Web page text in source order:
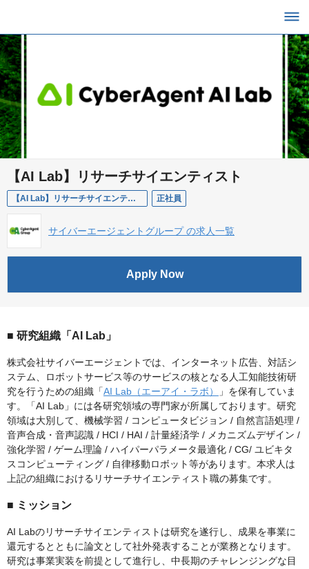
【AI Lab】リサーチサイエンティスト
【AI Lab】リサーチサイエンティスト 正社員
サイバーエージェントグループ の求人一覧
Apply Now
■ 研究組織「AI Lab」
株式会社サイバーエージェントでは、インターネット広告、対話シ
ステム、ロボットサービス等のサービスの核となる人工知能技術研
究を行うための組織「AI Lab（エーアイ・ラボ）
」を保有していま
す。「AI Lab」には各研究領域の専門家が所属しております。研究
領域は大別して、機械学習 / コンピュータビジョン / 自然言語処理 /
音声合成・音声認識 / HCI / HAI / 計量経済学 / メカニズムデザイン /
強化学習 / ゲーム理論 / ハイパーパラメータ最適化 / CG/ ユビキタ
スコンピューティング / 自律移動ロボット等があります。本求人は
上記の組織におけるリサーチサイエンティスト職の募集です。
■ ミッション
AI Labのリサーチサイエンティストは研究を遂行し、成果を事業に
還元するとともに論文として社外発表することが業務となります。
研究は事業実装を前提として進行し、中長期のチャレンジングな目